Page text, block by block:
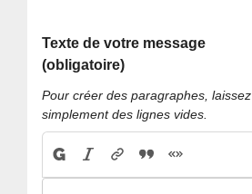
Texte de votre message
(obligatoire)
Pour créer des paragraphes, laissez
simplement des lignes vides.